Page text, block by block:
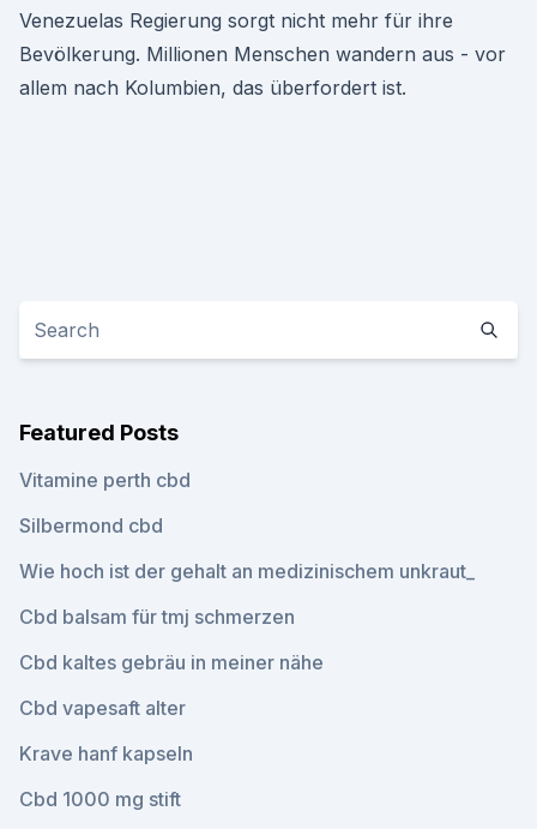
Venezuelas Regierung sorgt nicht mehr für ihre
Bevölkerung. Millionen Menschen wandern aus - vor
allem nach Kolumbien, das überfordert ist.
Featured Posts
Vitamine perth cbd
Silbermond cbd
Wie hoch ist der gehalt an medizinischem unkraut_
Cbd balsam für tmj schmerzen
Cbd kaltes gebräu in meiner nähe
Cbd vapesaft alter
Krave hanf kapseln
Cbd 1000 mg stift